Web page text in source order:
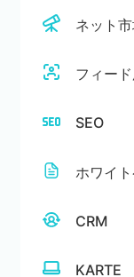
ネット
フィー
SEO
ホワイ
CRM
KARTE